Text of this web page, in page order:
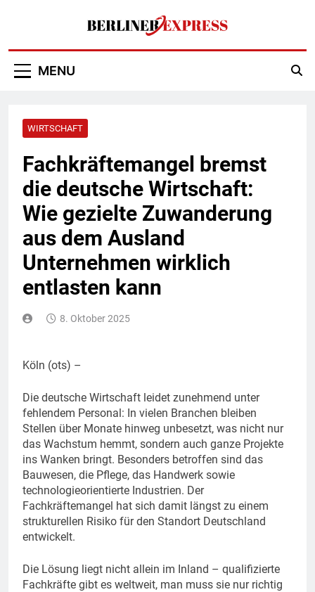
Berliner Express
MENU
WIRTSCHAFT
Fachkräftemangel bremst
die deutsche Wirtschaft:
Wie gezielte Zuwanderung
aus dem Ausland
Unternehmen wirklich
entlasten kann
8. Oktober 2025
Köln (ots) –
Die deutsche Wirtschaft leidet zunehmend unter
fehlendem Personal: In vielen Branchen bleiben
Stellen über Monate hinweg unbesetzt, was nicht nur
das Wachstum hemmt, sondern auch ganze Projekte
ins Wanken bringt. Besonders betroffen sind das
Bauwesen, die Pflege, das Handwerk sowie
technologieorientierte Industrien. Der
Fachkräftemangel hat sich damit längst zu einem
strukturellen Risiko für den Standort Deutschland
entwickelt.
Die Lösung liegt nicht allein im Inland – qualifizierte
Fachkräfte gibt es weltweit, man muss sie nur richtig